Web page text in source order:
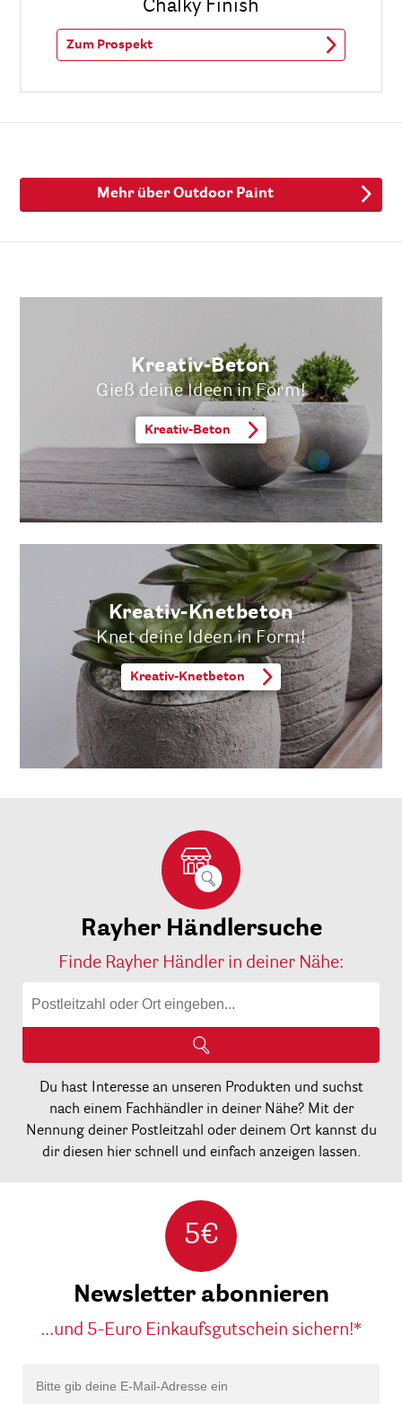
Chalky Finish
Zum Prospekt
Mehr über Outdoor Paint
Kreativ-Beton
Gieß deine Ideen in Form!
Kreativ-Beton
Kreativ-Knetbeton
Knet deine Ideen in Form!
Kreativ-Knetbeton
Rayher Händlersuche
Finde Rayher Händler in deiner Nähe:
Du hast Interesse an unseren Produkten und suchst
nach einem Fachhändler in deiner Nähe? Mit der
Nennung deiner Postleitzahl oder deinem Ort kannst du
dir diesen hier schnell und einfach anzeigen lassen.
5€
Newsletter abonnieren
...und 5-Euro Einkaufsgutschein sichern!*